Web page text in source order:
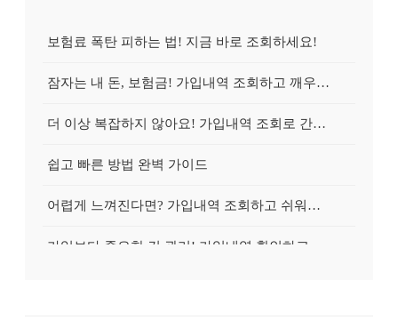
보험료 폭탄 피하는 법! 지금 바로 조회하세요!
잠자는 내 돈, 보험금! 가입내역 조회하고 깨우는 방법
더 이상 복잡하지 않아요! 가입내역 조회로 간편하게 청구!
쉽고 빠른 방법 완벽 가이드
어렵게 느껴진다면? 가입내역 조회하고 쉬워지는 마법!